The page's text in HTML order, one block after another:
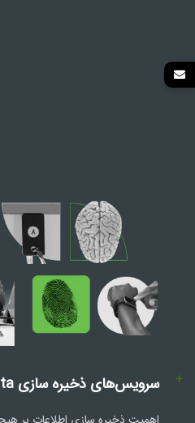
+ سرویس‌های ذخیره سازی Data